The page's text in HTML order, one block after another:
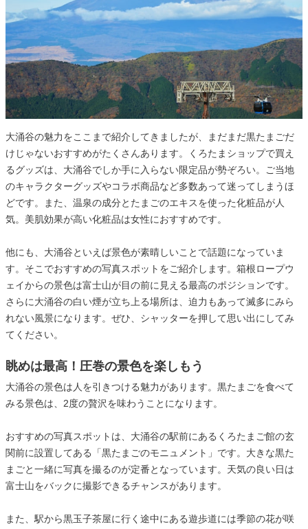
大涌谷の魅力をここまで紹介してきましたが、まだまだ黒たまごだ
けじゃないおすすめがたくさんあります。くろたまショップで買え
るグッズは、大涌谷でしか手に入らない限定品が勢ぞろい。ご当地
のキャラクターグッズやコラボ商品など多数あって迷ってしまうほ
どです。また、温泉の成分とたまごのエキスを使った化粧品が人
気。美肌効果が高い化粧品は女性におすすめです。
他にも、大涌谷といえば景色が素晴しいことで話題になっていま
す。そこでおすすめの写真スポットをご紹介します。箱根ロープウ
ェイからの景色は富士山が目の前に見える最高のポジションです。
さらに大涌谷の白い煙が立ち上る場所は、迫力もあって滅多にみら
れない風景になります。ぜひ、シャッターを押して思い出にしてみ
てください。
眺めは最高！圧巻の景色を楽しもう
大涌谷の景色は人を引きつける魅力があります。黒たまごを食べて
みる景色は、2度の贅沢を味わうことになります。
おすすめの写真スポットは、大涌谷の駅前にあるくろたまご館の玄
関前に設置してある「黒たまごのモニュメント」です。大きな黒た
まごと一緒に写真を撮るのが定番となっています。天気の良い日は
富士山をバックに撮影できるチャンスがあります。
また、駅から黒玉子茶屋に行く途中にある遊歩道には季節の花が咲